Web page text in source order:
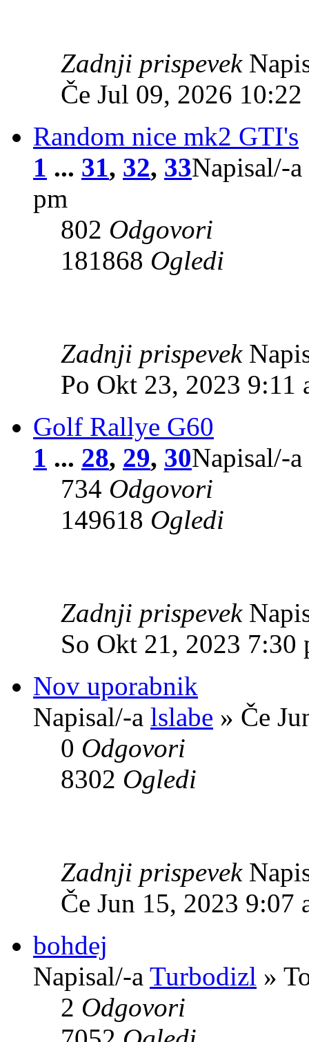
Zadnji prispevek
Če Jul 09, 2026 10:22
Random nice mk2 GTI's
1 ... 31, 32, 33Napisal/-a
pm
802 Odgovori
181868 Ogledi
Zadnji prispevek
Po Okt 23, 2023 9:11
Golf Rallye G60
1 ... 28, 29, 30Napisal/-a
734 Odgovori
149618 Ogledi
Zadnji prispevek
So Okt 21, 2023 7:30
Nov uporabnik
Napisal/-a lslabe » Če
0 Odgovori
8302 Ogledi
Zadnji prispevek
Če Jun 15, 2023 9:07
bohdej
Napisal/-a Turbodizl »
2 Odgovori